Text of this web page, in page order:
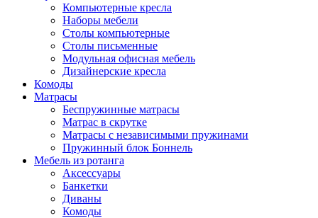
Компьютерные кресла
Наборы мебели
Столы компьютерные
Столы письменные
Модульная офисная мебель
Дизайнерские кресла
Комоды
Матрасы
Беспружинные матрасы
Матрас в скрутке
Матрасы с независимыми пружинами
Пружинный блок Боннель
Мебель из ротанга
Аксессуары
Банкетки
Диваны
Комоды